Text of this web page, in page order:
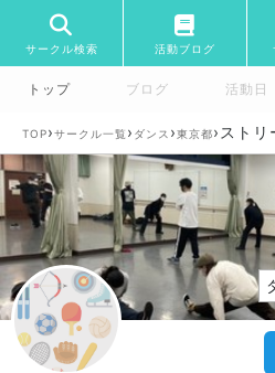
サークル検索 活動ブログ
トップ ブログ 活動日
TOP›サークル一覧 › ダンス ›東京都› スト